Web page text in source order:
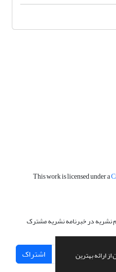
ارائه بهترین
This work is licensed under a
نشریه در خبرنامه نشریه مشترک
اشتراک